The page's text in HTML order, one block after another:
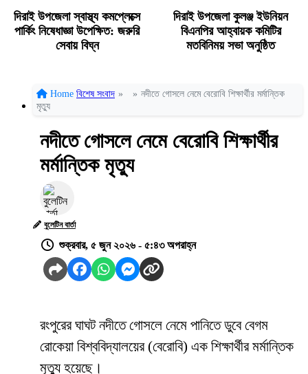
দিরাই উপজেলা স্বাস্থ্য কমপ্লেক্সে
পার্কিং নিষেধাজ্ঞা উপেক্ষিত: জরুরি
সেবায় বিঘ্ন
দিরাই উপজেলা কুলঞ্জ ইউনিয়ন
বিএনপির আহ্বায়ক কমিটির
মতবিনিময় সভা অনুষ্ঠিত
Home বিশেষ সংবাদ » » নদীতে গোসলে নেমে বেরোবি শিক্ষার্থীর মর্মান্তিক
মৃত্যু
নদীতে গোসলে নেমে বেরোবি শিক্ষার্থীর
মর্মান্তিক মৃত্যু
বুলেটিন বার্তা
শুক্রবার, ৫ জুন ২০২৬ - ৫:৪৩ অপরাহ্ন
রংপুরের ঘাঘট নদীতে গোসলে নেমে পানিতে ডুবে বেগম
রোকেয়া বিশ্ববিদ্যালয়ের (বেরোবি) এক শিক্ষার্থীর মর্মান্তিক
মৃত্যু হয়েছে।